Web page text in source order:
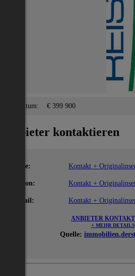
Eigentum: € 399 900
Anbieter kontaktieren
Name: Kontakt +
Telefon: Kontakt +
E-Mail: Kontakt +
ANBIETER
+ MEHR DETAILS
Quelle: